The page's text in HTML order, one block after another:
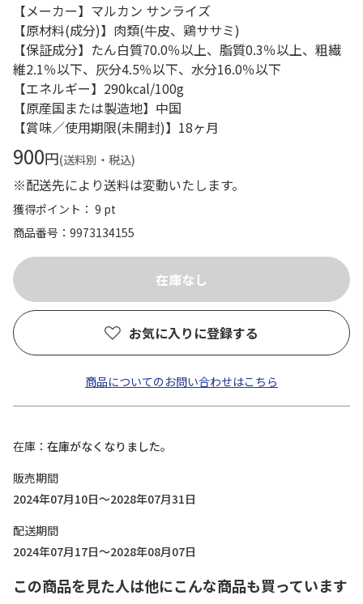
【メーカー】マルカン サンライズ
【原材料(成分)】肉類(牛皮、鶏ササミ)
【保証成分】たん白質70.0％以上、脂質0.3％以上、粗繊
維2.1％以下、灰分4.5％以下、水分16.0％以下
【エネルギー】290kcal/100g
【原産国または製造地】中国
【賞味／使用期限(未開封)】18ヶ月
900円(送料別・税込)
※配送先により送料は変動いたします。
獲得ポイント： 9 pt
商品番号
9973134155
お気に入りに登録する
商品についてのお問い合わせはこちら
在庫
在庫がなくなりました。
販売期間
2024年07月10日～2028年07月31日
配送期間
2024年07月17日～2028年08月07日
この商品を見た人は他にこんな商品も買っています